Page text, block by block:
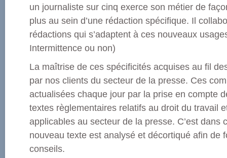
un journaliste sur cinq exerce son métier de
plus au sein d’une rédaction spécifique. Il
rédactions qui s’adaptent à ces nouveaux
Intermittence ou non)
La maîtrise de ces spécificités acquises au fil
par nos clients du secteur de la presse. Ces
actualisées chaque jour par la prise en compte
textes règlementaires relatifs au droit du travail
applicables au secteur de la presse. C’est dans
nouveau texte est analysé et décortiqué afin de
conseils.